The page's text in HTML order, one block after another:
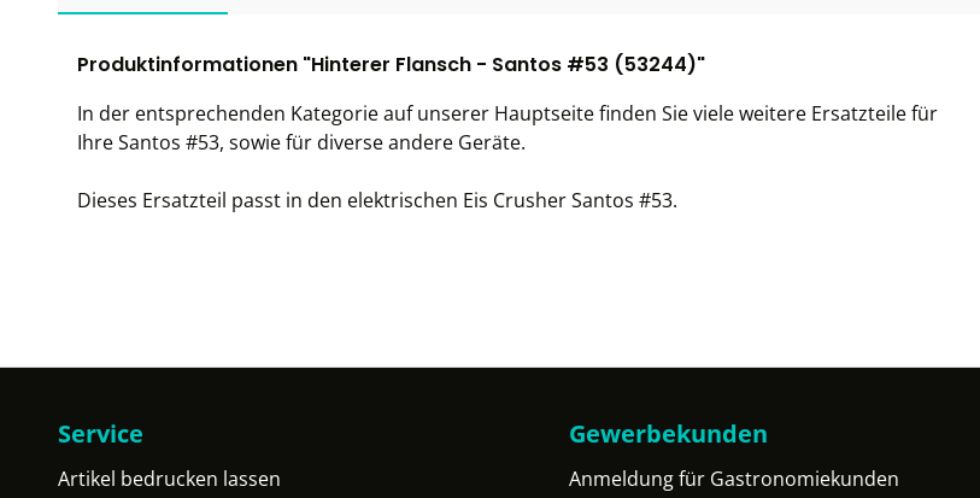
Produktinformationen "Hinterer Flansch - Santos #53 (53244)"
In der entsprechenden Kategorie auf unserer Hauptseite finden Sie viele weitere Ersatzteile für
Ihre Santos #53, sowie für diverse andere Geräte.
Dieses Ersatzteil passt in den elektrischen Eis Crusher Santos #53.
Service
Artikel bedrucken lassen
Gewerbekunden
Anmeldung für Gastronomiekunden